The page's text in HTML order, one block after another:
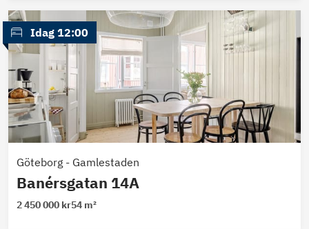
Idag 12:00
Göteborg - Gamlestaden
Banérsgatan 14A
2 450 000 kr54 m²